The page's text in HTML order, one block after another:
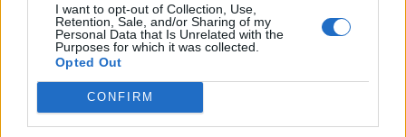
I want to opt-out of Collection, Use,
Retention, Sale, and/or Sharing of my
Personal Data that Is Unrelated with the
Purposes for which it was collected.
Opted Out
CONFIRM